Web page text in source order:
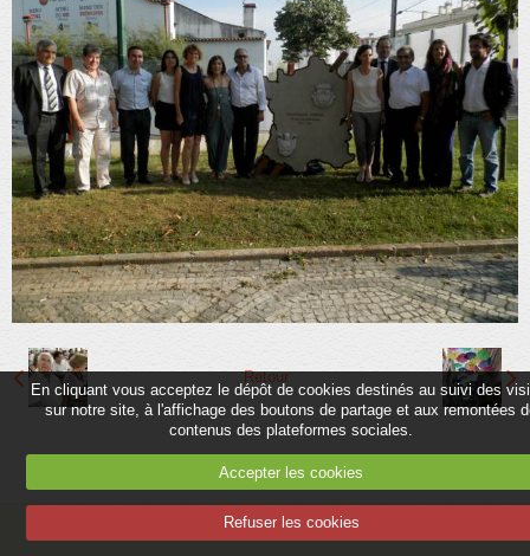
Partenaires
Association
Contact
Album
Adhérer
Retour
Mentions légales
En cliquant vous acceptez le dépôt de cookies destinés au suivi des
sur notre site, à l'affichage des boutons de partage et aux remontées
contenus des plateformes sociales.
Accepter les cookies
Refuser les cookies